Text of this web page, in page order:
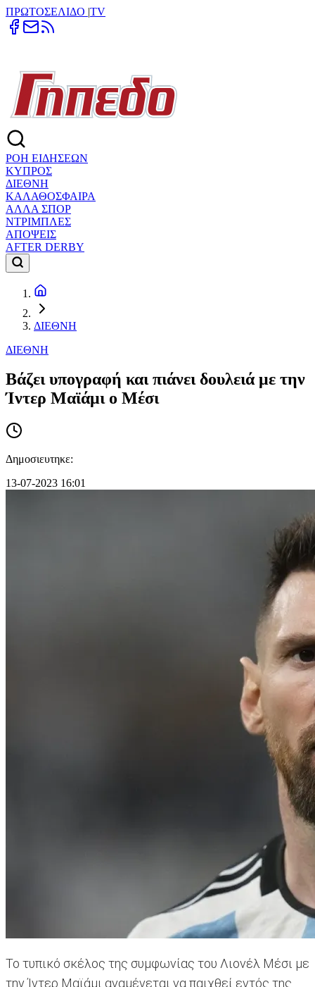
ΠΡΩΤΟΣΕΛΙΔΟ |TV
ΡΟΗ ΕΙΔΗΣΕΩΝ
ΚΥΠΡΟΣ
ΔΙΕΘΝΗ
ΚΑΛΑΘΟΣΦΑΙΡΑ
ΑΛΛΑ ΣΠΟΡ
ΝΤΡΙΜΠΛΕΣ
ΑΠΟΨΕΙΣ
AFTER DERBY
ΔΙΕΘΝΗ
ΔΙΕΘΝΗ
Bάζει υπογραφή και πιάνει δουλειά με την
Ίντερ Μαϊάμι ο Μέσι
Δημοσιευτηκε:
13-07-2023 16:01
Το τυπικό σκέλος της συμφωνίας του Λιονέλ Μέσι με
την Ίντερ Μαϊάμι αναμένεται να παιχθεί εντός της